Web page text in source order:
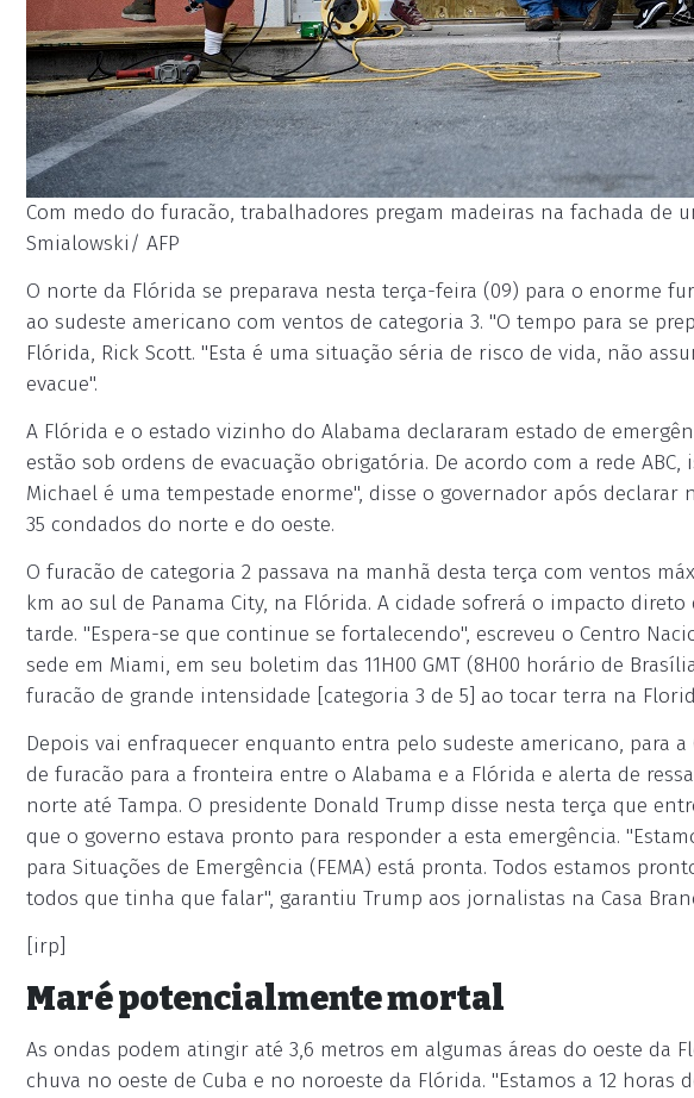
Com medo do furacão, trabalhadores pregam madeiras na fachada de
Smialowski/ AFP
O norte da Flórida se preparava nesta terça-feira (09) para o enorme
ao sudeste americano com ventos de categoria 3. "O tempo para se
Flórida, Rick Scott. "Esta é uma situação séria de risco de vida, não
evacue".
A Flórida e o estado vizinho do Alabama declararam estado de
estão sob ordens de evacuação obrigatória. De acordo com a rede ABC,
Michael é uma tempestade enorme", disse o governador após
35 condados do norte e do oeste.
O furacão de categoria 2 passava na manhã desta terça com ventos
km ao sul de Panama City, na Flórida. A cidade sofrerá o impacto
tarde. "Espera-se que continue se fortalecendo", escreveu o Centro
sede em Miami, em seu boletim das 11H00 GMT (8H00 horário de
furacão de grande intensidade [categoria 3 de 5] ao tocar terra na
Depois vai enfraquecer enquanto entra pelo sudeste americano, para a
de furacão para a fronteira entre o Alabama e a Flórida e alerta de
norte até Tampa. O presidente Donald Trump disse nesta terça que
que o governo estava pronto para responder a esta emergência.
para Situações de Emergência (FEMA) está pronta. Todos estamos
todos que tinha que falar", garantiu Trump aos jornalistas na Casa
[irp]
Maré potencialmente mortal
As ondas podem atingir até 3,6 metros em algumas áreas do oeste da
chuva no oeste de Cuba e no noroeste da Flórida. "Estamos a 12 horas